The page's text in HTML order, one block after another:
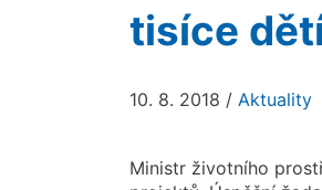
tisíce
10. 8. 2018 / Aktuality
Ministr životního